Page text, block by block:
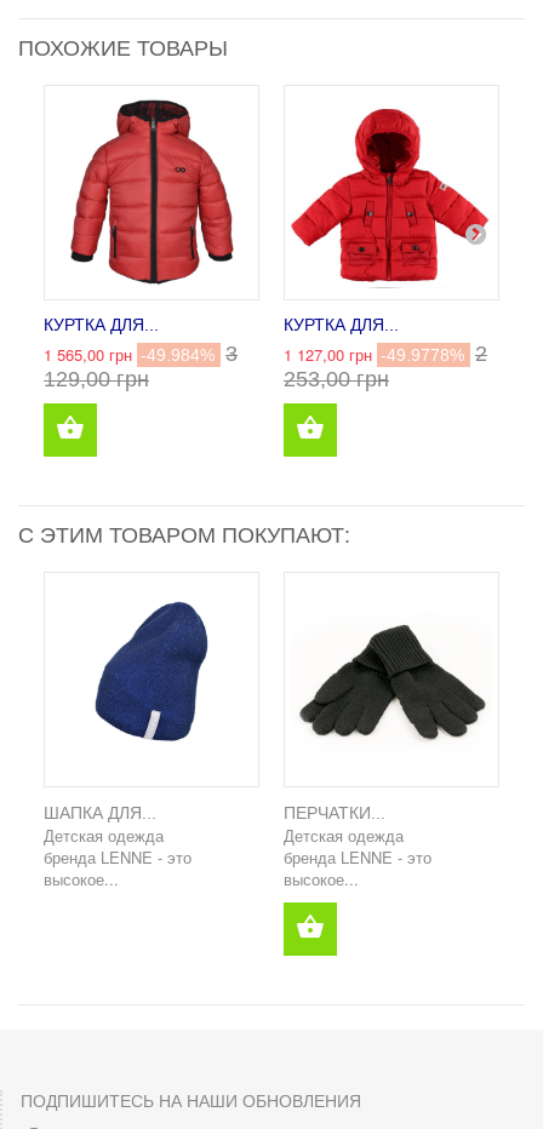
ПОХОЖИЕ ТОВАРЫ
КУРТКА ДЛЯ...
1 565,00 грн -49.984% 3
129,00 грн
КУРТКА ДЛЯ...
1 127,00 грн -49.9778% 2
253,00 грн
С ЭТИМ ТОВАРОМ ПОКУПАЮТ:
ШАПКА ДЛЯ...
Детская одежда
бренда LENNE - это
высокое...
ПЕРЧАТКИ...
Детская одежда
бренда LENNE - это
высокое...
ПОДПИШИТЕСЬ НА НАШИ ОБНОВЛЕНИЯ